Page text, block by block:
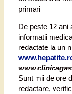
primari
De peste 12 ani
informatii
redactate la un
Sunt mii de ore
redactare,